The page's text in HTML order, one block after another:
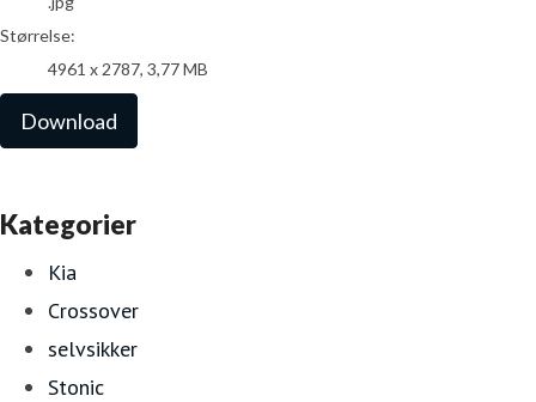
Størrelse:
4961 x 2787, 3,77 MB
Download
Kategorier
Kia
Crossover
selvsikker
Stonic